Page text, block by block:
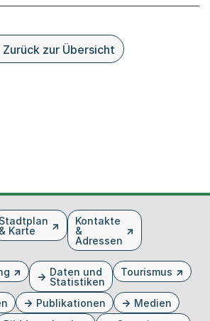
Zurück zur Übersicht
Stadtplan
& Karte
Kontakte
&
Adressen
Daten und
Statistiken
Tourismus
Publikationen
Medien